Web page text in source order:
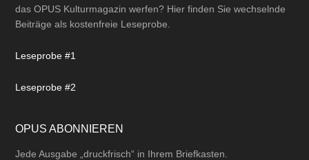
das OPUS Kulturmagazin werfen? Hier finden Sie wechselnde
Beiträge als kostenfreie Leseprobe.
Leseprobe #1
Leseprobe #2
OPUS ABONNIEREN
Jede Ausgabe „druckfrisch“ in Ihrem Briefkasten.